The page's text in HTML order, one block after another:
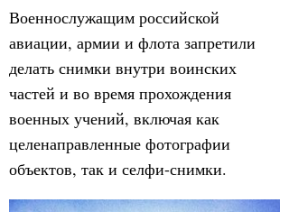
Военнослужащим российской
авиации, армии и флота запретили
делать снимки внутри воинских
частей и во время прохождения
военных учений, включая как
целенаправленные фотографии
объектов, так и селфи-снимки.